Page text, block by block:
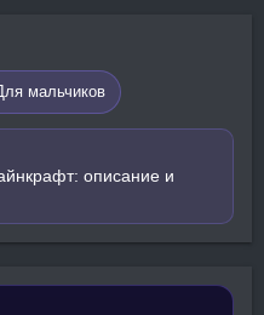
мальчиков
описание и